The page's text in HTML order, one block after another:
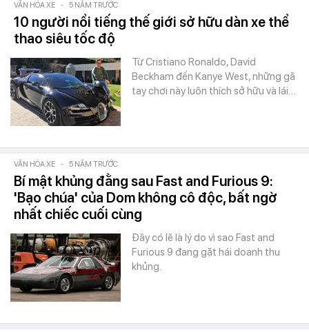
VĂN HÓA XE - 5 NĂM TRƯỚC
10 người nổi tiếng thế giới sở hữu dàn xe thể
thao siêu tốc độ
Từ Cristiano Ronaldo, David
Beckham đến Kanye West, những gã
tay chơi này luôn thích sở hữu và lái…
VĂN HÓA XE - 5 NĂM TRƯỚC
Bí mật khủng đằng sau Fast and Furious 9:
'Bạo chúa' của Dom không cô độc, bất ngờ
nhất chiếc cuối cùng
Đây có lẽ là lý do vì sao Fast and
Furious 9 đang gặt hái doanh thu
khủng.